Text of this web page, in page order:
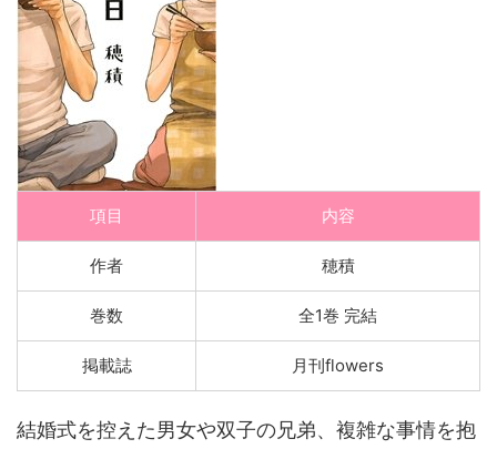
項目 内容
作者 穂積
巻数 全1巻 完結
掲載誌 月刊flowers
結婚式を控えた男女や双子の兄弟、複雑な事情を抱